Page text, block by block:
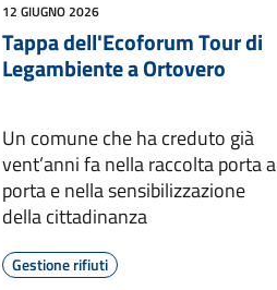
12 GIUGNO 2026
Tappa dell'Ecoforum Tour di
Legambiente a Ortovero
Un comune che ha creduto già
vent’anni fa nella raccolta porta a
porta e nella sensibilizzazione
della cittadinanza
Gestione rifiuti